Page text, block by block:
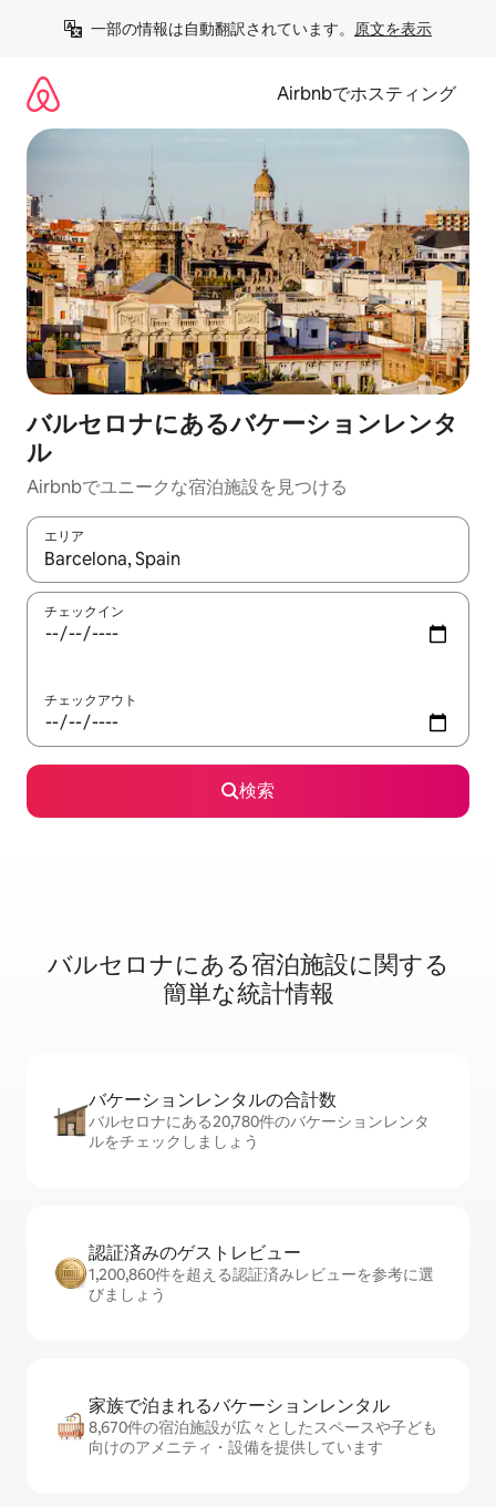
一部の情報は自動翻訳されています。 原文を表示
Airbnbでホスティング
バルセロナにあるバケーションレンタ
ル
Airbnbでユニークな宿泊施設を見つける
エリア
検索結果が表示されたら、上下の矢印キーを使って移動するか
チェックイン
チェックアウト
検索
バルセロナに⁠あ⁠る宿⁠泊⁠施⁠設⁠に関⁠す⁠る
簡⁠単⁠な統⁠計⁠情⁠報
バケーションレ⁠ン⁠タ⁠ル⁠の合⁠計⁠数
バルセロナにある20,780件のバケーションレンタ
ルをチェックしましょう
認証済みのゲ⁠ス⁠ト⁠レ⁠ビ⁠ュ⁠ー
1,200,860件を超える認証済みレビューを参考に選
びましょう
家族で泊まれるバ⁠ケ⁠ー⁠シ⁠ョ⁠ンレ⁠ン⁠タ⁠ル
8,670件の宿泊施設が広々としたスペースや子ども
向けのアメニティ・設備を提供しています